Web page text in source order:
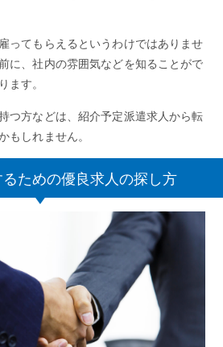
ってもらえるというわけではありませ
に、社内の雰囲気などを知ることがで
ます。
つ方などは、紹介予定派遣求人から転
もしれません。
ための優良求人の探し方